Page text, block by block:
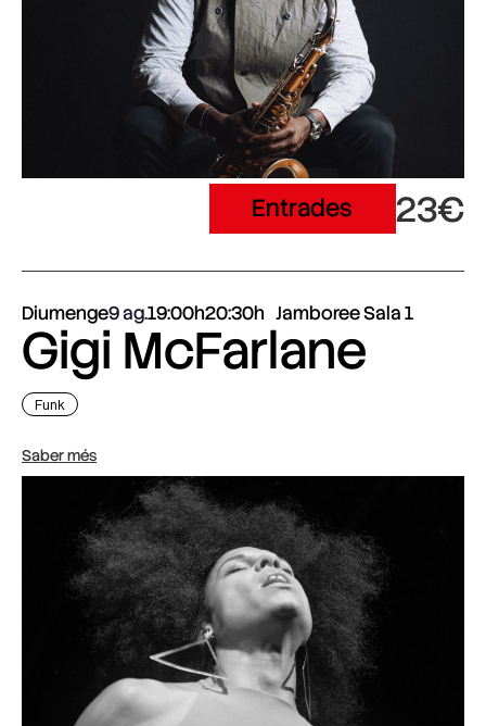
Entrades 23€
Diumenge9 ag.19:00h20:30h Jamboree Sala 1
Gigi McFarlane
Funk
Saber més